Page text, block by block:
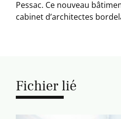
Pessac. Ce nouveau
cabinet d’architectes
Fichier lié